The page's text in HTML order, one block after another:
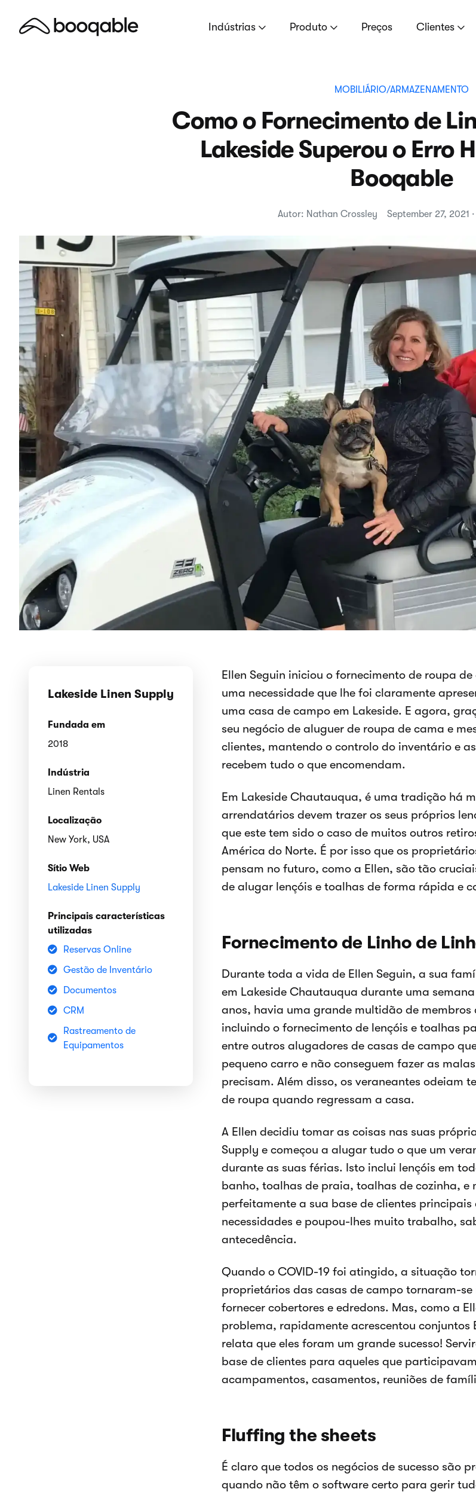
Indústrias Produto Preços Clientes
MOBILIÁRIO/ARMAZENAMENTO
Como o Fornecimento de
Lakeside Superou o Erro
Booqable
Autor: Nathan Crossley September 27, 2021
Lakeside Linen Supply
Fundada em
2018
Indústria
Linen Rentals
Localização
New York, USA
Sítio Web
Lakeside Linen Supply
Principais características
utilizadas
Reservas Online
Gestão de Inventário
Documentos
CRM
Rastreamento de
Equipamentos
Ellen Seguin iniciou o fornecimento de roupa
uma necessidade que lhe foi claramente
uma casa de campo em Lakeside. E agora,
seu negócio de aluguer de roupa de cama e
clientes, mantendo o controlo do inventário e
recebem tudo o que encomendam.
Em Lakeside Chautauqua, é uma tradição há
arrendatários devem trazer os seus próprios
que este tem sido o caso de muitos outros
América do Norte. É por isso que os
pensam no futuro, como a Ellen, são tão
de alugar lençóis e toalhas de forma rápida e
Fornecimento de Linho de
Durante toda a vida de Ellen Seguin, a sua
em Lakeside Chautauqua durante uma
anos, havia uma grande multidão de
incluindo o fornecimento de lençóis e toalhas
entre outros alugadores de casas de campo
pequeno carro e não conseguem fazer as
precisam. Além disso, os veraneantes odeiam
de roupa quando regressam a casa.
A Ellen decidiu tomar as coisas nas suas
Supply e começou a alugar tudo o que um
durante as suas férias. Isto inclui lençóis em
banho, toalhas de praia, toalhas de cozinha, e
perfeitamente a sua base de clientes
necessidades e poupou-lhes muito trabalho,
antecedência.
Quando o COVID-19 foi atingido, a situação
proprietários das casas de campo tornaram-se
fornecer cobertores e edredons. Mas, como a
problema, rapidamente acrescentou
relata que eles foram um grande sucesso!
base de clientes para aqueles que
acampamentos, casamentos, reuniões de
Fluffing the sheets
É claro que todos os negócios de sucesso são
quando não têm o software certo para gerir